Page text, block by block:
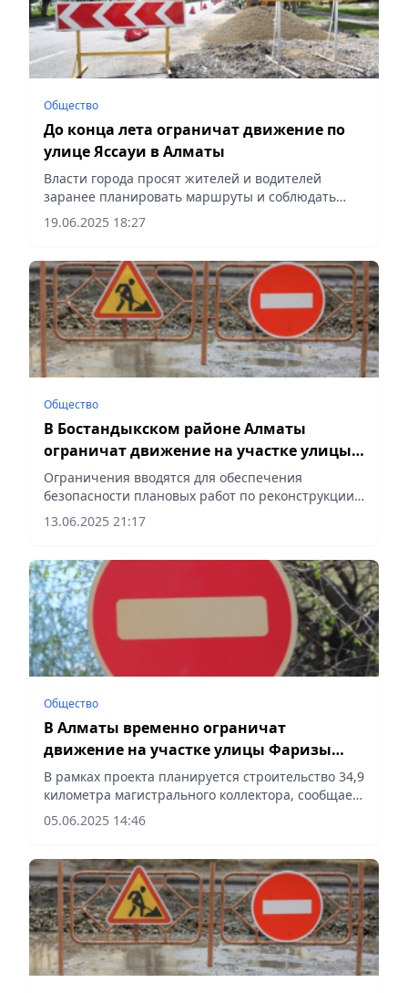
Общество
До конца лета ограничат движение по
улице Яссауи в Алматы
Власти города просят жителей и водителей
заранее планировать маршруты и соблюдать
требования временных дорожных знаков
19.06.2025 18:27
Общество
В Бостандыкском районе Алматы
ограничат движение на участке улицы
Радостовца до 4 августа
Ограничения вводятся для обеспечения
безопасности плановых работ по реконструкции
участка магистрального трубопровода, сообщает
Vecher.kz.
13.06.2025 21:17
Общество
В Алматы временно ограничат
движение на участке улицы Фаризы
Онгарсыновой
В рамках проекта планируется строительство 34,9
километра магистрального коллектора, сообщает
Vecher.kz.
05.06.2025 14:46